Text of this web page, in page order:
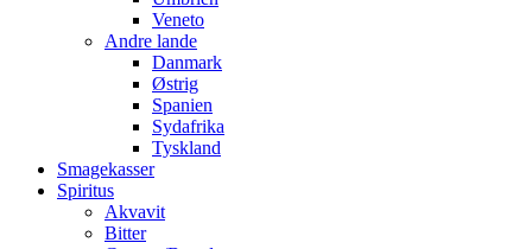
Veneto
Andre lande
Danmark
Østrig
Spanien
Sydafrika
Tyskland
Smagekasser
Spiritus
Akvavit
Bitter